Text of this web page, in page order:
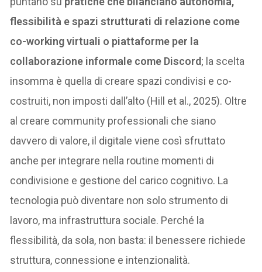
flessibilità e spazi strutturati di relazione come
co-working virtuali o piattaforme per la
collaborazione informale come Discord; la scelta
insomma è quella di creare spazi condivisi e co-
costruiti, non imposti dall’alto (Hill et al., 2025). Oltre
al creare community professionali che siano
davvero di valore, il digitale viene così sfruttato
anche per integrare nella routine momenti di
condivisione e gestione del carico cognitivo. La
tecnologia può diventare non solo strumento di
lavoro, ma infrastruttura sociale. Perché la
flessibilità, da sola, non basta: il benessere richiede
struttura, connessione e intenzionalità.